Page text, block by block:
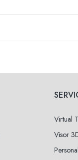
Virtual
Visor